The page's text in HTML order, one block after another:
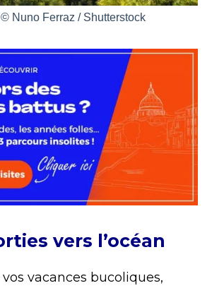
Nuno Ferraz / Shutterstock
vers l’océan
vacances bucoliques,